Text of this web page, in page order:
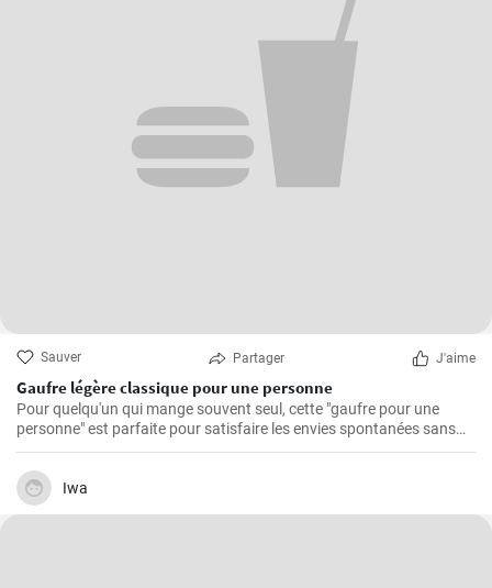
Sauver Partager J'aime
Gaufre légère classique pour une personne
Pour quelqu'un qui mange souvent seul, cette "gaufre pour une
personne" est parfaite pour satisfaire les envies spontanées sans
avoir à se soucier des restes.
Iwa